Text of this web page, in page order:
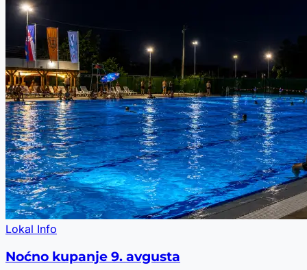
Lokal Info
Noćno kupanje 9. avgusta